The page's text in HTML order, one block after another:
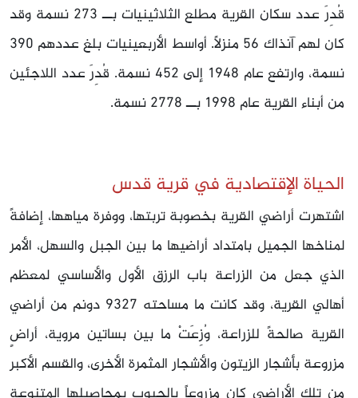
قُدِرَ عدد سكان القرية مطلع الثلاثينيات بــ 273 نسمة وقد
كان لهم آنذاك 56 منزلاً. أواسط الأربعينيات بلغ عددهم 390
نسمة، وارتفع عام 1948 إلى 452 نسمة. قُدِرَ عدد اللاجئين
من أبناء القرية عام 1998 بــ 2778 نسمة.
الحياة الإقتصادية في قرية قدس
اشتهرت أراضي القرية بخصوبة تربتها، ووفرة مياهها، إضافةً
لمناخها الجميل بامتداد أراضيها ما بين الجبل والسهل، الأمر
الذي جعل من الزراعة باب الرزق الأول والأساسي لمعظم
أهالي القرية، وقد كانت ما مساحته 9327 دونم من أراضي
القرية صالحةً للزراعة، وُزِعَتْ ما بين بساتين مروية، أراضٍ
مزروعة بأشجار الزيتون والأشجار المثمرة الأخرى، والقسم الأكبر